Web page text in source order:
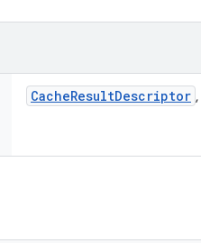
CacheResultDescriptor